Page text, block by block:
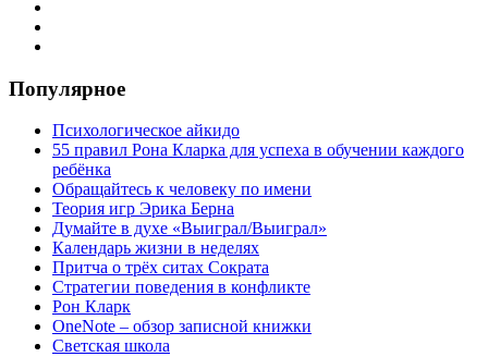
Популярное
Психологическое айкидо
55 правил Рона Кларка для успеха в обучении каждого
ребёнка
Обращайтесь к человеку по имени
Теория игр Эрика Берна
Думайте в духе «Выиграл/Выиграл»
Календарь жизни в неделях
Притча о трёх ситах Сократа
Стратегии поведения в конфликте
Рон Кларк
OneNote – обзор записной книжки
Светская школа